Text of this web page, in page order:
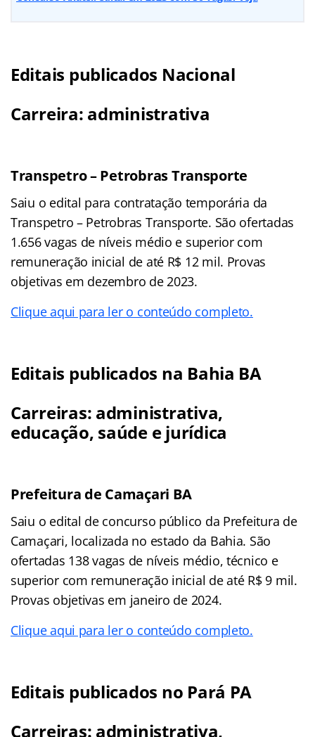
Editais publicados Nacional
Carreira: administrativa
Transpetro – Petrobras Transporte
Saiu o edital para contratação temporária da
Transpetro – Petrobras Transporte. São ofertadas
1.656 vagas de níveis médio e superior com
remuneração inicial de até R$ 12 mil. Provas
objetivas em dezembro de 2023.
Clique aqui para ler o conteúdo completo.
Editais publicados na Bahia BA
Carreiras: administrativa,
educação, saúde e jurídica
Prefeitura de Camaçari BA
Saiu o edital de concurso público da Prefeitura de
Camaçari, localizada no estado da Bahia. São
ofertadas 138 vagas de níveis médio, técnico e
superior com remuneração inicial de até R$ 9 mil.
Provas objetivas em janeiro de 2024.
Clique aqui para ler o conteúdo completo.
Editais publicados no Pará PA
Carreiras: administrativa,